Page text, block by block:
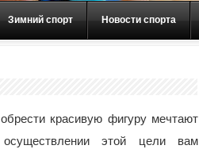
Зимний спорт Новости спорта
красивую фигуру мечтают
этой цели вам